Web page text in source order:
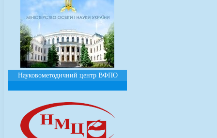
Науковометодичний центр ВФПО